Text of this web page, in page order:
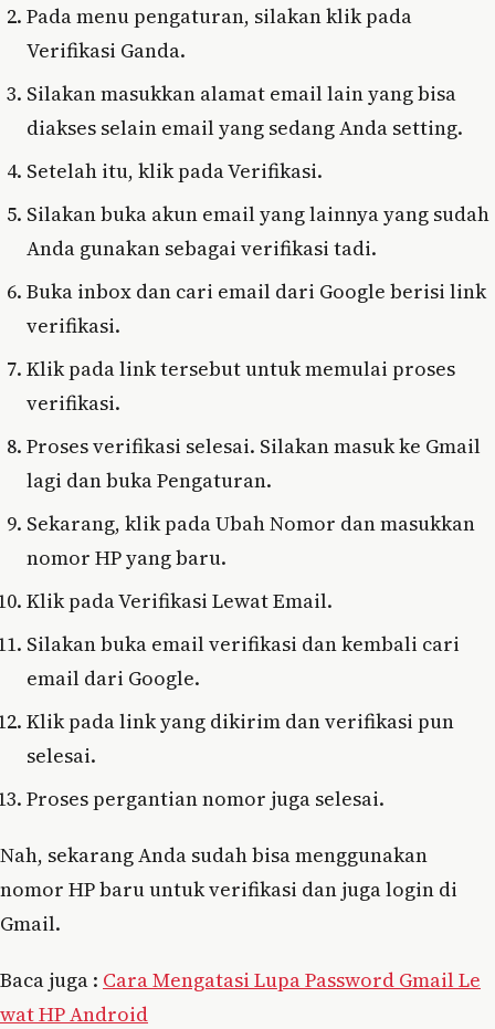
Pada menu pengaturan, silakan klik pada
Verifikasi Ganda.
Silakan masukkan alamat email lain yang bisa
diakses selain email yang sedang Anda setting.
Setelah itu, klik pada Verifikasi.
Silakan buka akun email yang lainnya yang sudah
Anda gunakan sebagai verifikasi tadi.
Buka inbox dan cari email dari Google berisi link
verifikasi.
Klik pada link tersebut untuk memulai proses
verifikasi.
Proses verifikasi selesai. Silakan masuk ke Gmail
lagi dan buka Pengaturan.
Sekarang, klik pada Ubah Nomor dan masukkan
nomor HP yang baru.
Klik pada Verifikasi Lewat Email.
Silakan buka email verifikasi dan kembali cari
email dari Google.
Klik pada link yang dikirim dan verifikasi pun
selesai.
Proses pergantian nomor juga selesai.
Nah, sekarang Anda sudah bisa menggunakan
nomor HP baru untuk verifikasi dan juga login di
Gmail.
Baca juga : Cara Mengatasi Lupa Password Gmail Le
wat HP Android